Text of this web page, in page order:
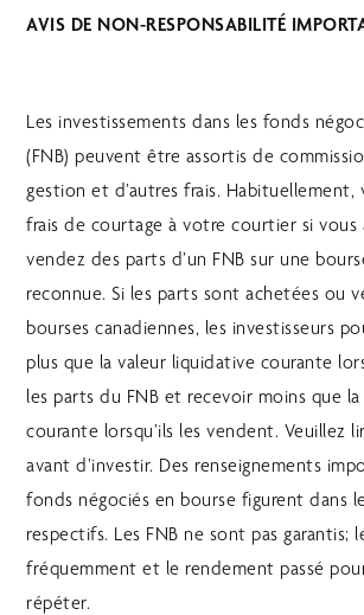
AVIS DE NON-RESPONSABILITÉ
Les investissements dans les fonds
(FNB) peuvent être assortis de
gestion et d’autres frais. Habituellement,
frais de courtage à votre courtier si vous
vendez des parts d’un FNB sur une
reconnue. Si les parts sont achetées ou
bourses canadiennes, les investisseurs
plus que la valeur liquidative courante
les parts du FNB et recevoir moins que
courante lorsqu’ils les vendent. Veuillez
avant d’investir. Des renseignements
fonds négociés en bourse figurent dans
respectifs. Les FNB ne sont pas garantis;
fréquemment et le rendement passé
répéter.